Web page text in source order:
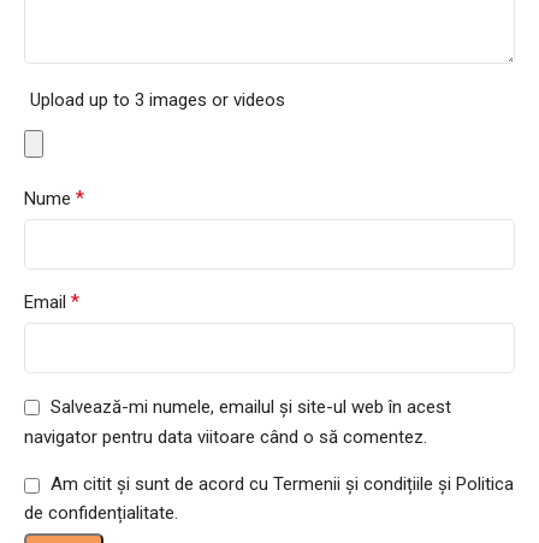
Upload up to 3 images or videos
Nume *
Email *
Salvează-mi numele, emailul și site-ul web în acest
navigator pentru data viitoare când o să comentez.
Am citit și sunt de acord cu Termenii și condițiile și Politica
de confidențialitate.